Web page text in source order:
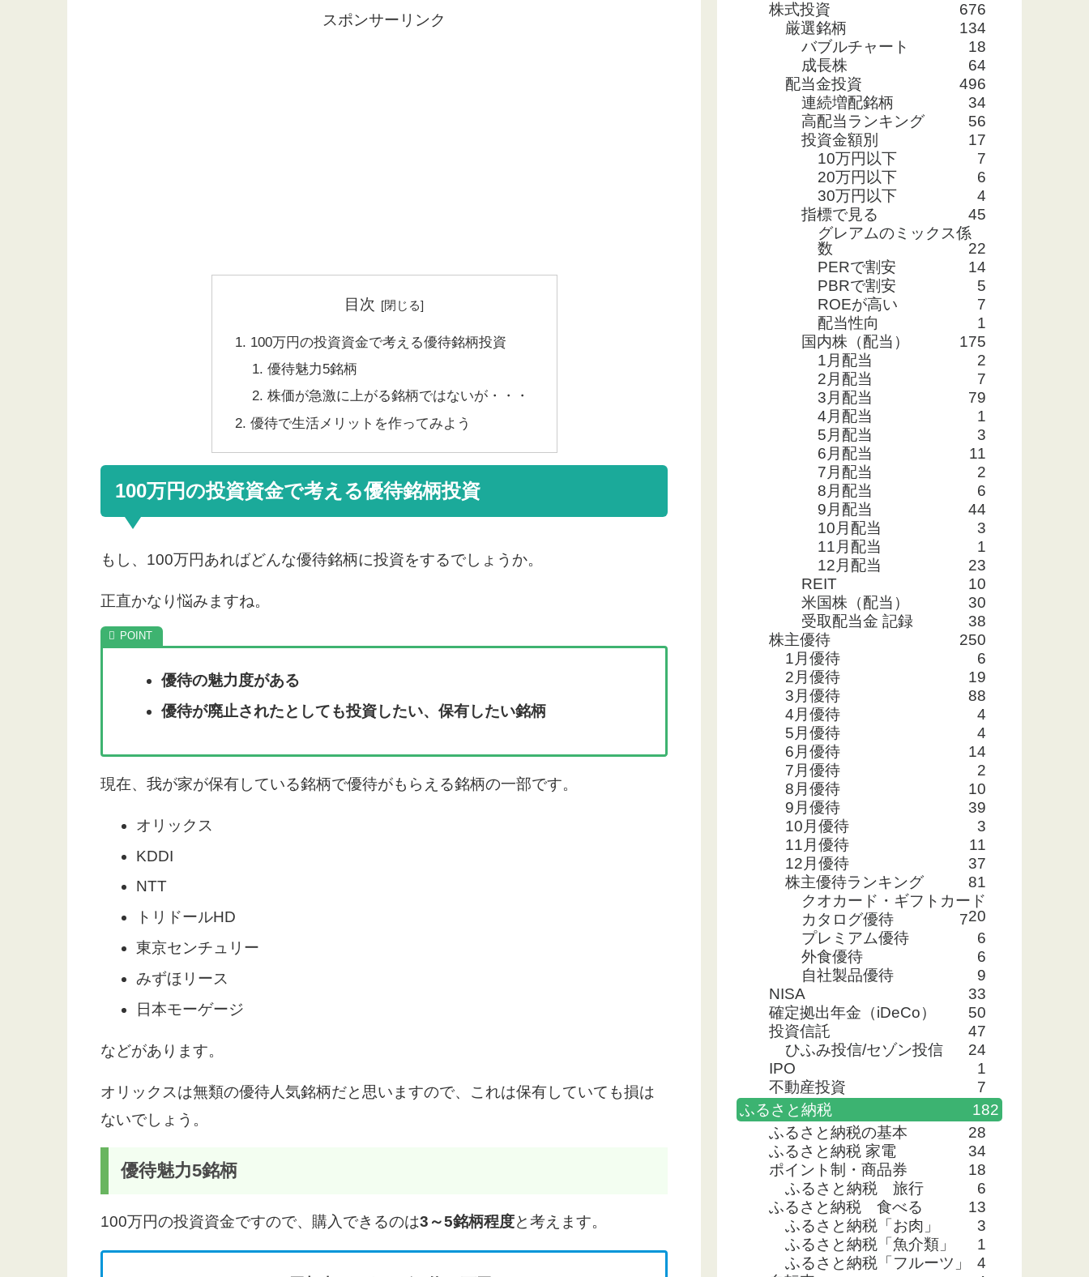
スポンサーリンク
目次
100万円の投資資金で考える優待銘柄投資
優待魅力5銘柄
株価が急激に上がる銘柄ではないが・・・
優待で生活メリットを作ってみよう
100万円の投資資金で考える優待銘柄投資
もし、100万円あればどんな優待銘柄に投資をするでしょうか。
正直かなり悩みますね。
優待の魅力度がある
優待が廃止されたとしても投資したい、保有したい銘柄
現在、我が家が保有している銘柄で優待がもらえる銘柄の一部です。
オリックス
KDDI
NTT
トリドールHD
東京センチュリー
みずほリース
日本モーゲージ
などがあります。
オリックスは無類の優待人気銘柄だと思いますので、これは保有していても損は
ないでしょう。
優待魅力5銘柄
100万円の投資資金ですので、購入できるのは3～5銘柄程度と考えます。
株式投資
676
厳選銘柄
134
バブルチャート
18
成長株
64
配当金投資
496
連続増配銘柄
34
高配当ランキング
56
投資金額別
17
10万円以下
7
20万円以下
6
30万円以下
4
指標で見る
45
グレアムのミックス係
数
22
PERで割安
14
PBRで割安
5
ROEが高い
7
配当性向
1
国内株（配当）
175
1月配当
2
2月配当
7
3月配当
79
4月配当
1
5月配当
3
6月配当
11
7月配当
2
8月配当
6
9月配当
44
10月配当
3
11月配当
1
12月配当
23
REIT
10
米国株（配当）
30
受取配当金 記録
38
株主優待
250
1月優待
6
2月優待
19
3月優待
88
4月優待
4
5月優待
4
6月優待
14
7月優待
2
8月優待
10
9月優待
39
10月優待
3
11月優待
11
12月優待
37
株主優待ランキング
81
クオカード・ギフトカード
20
カタログ優待
7
プレミアム優待
6
外食優待
6
自社製品優待
9
NISA
33
確定拠出年金（iDeCo）
50
投資信託
47
ひふみ投信/セゾン投信
24
IPO
1
不動産投資
7
ふるさと納税
182
ふるさと納税の基本
28
ふるさと納税 家電
34
ポイント制・商品券
18
ふるさと納税 旅行
6
ふるさと納税 食べる
13
ふるさと納税「お肉」
3
ふるさと納税「魚介類」
1
ふるさと納税「フルーツ」
4